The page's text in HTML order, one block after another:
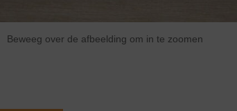
Beweeg over de afbeelding om in te zoomen